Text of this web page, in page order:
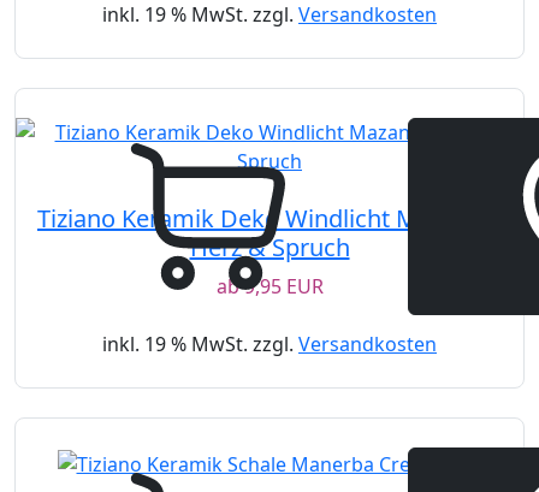
inkl. 19 % MwSt. zzgl. Versandkosten
Tiziano Keramik Deko Windlicht Mazano –
Herz & Spruch
ab9,95 EUR
inkl. 19 % MwSt. zzgl. Versandkosten